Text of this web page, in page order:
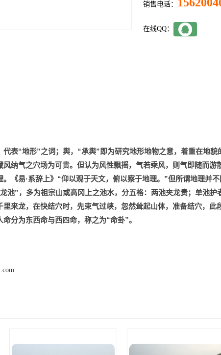
销售电话：
在线QQ：
代表“地形”之词；舆，“承舆”即为研究地形地物之意，着重在地貌
风纳气之穴场为可贵。但认为风性飘摇，气若乘风，则气即随而游
。《易·系辞上》“仰以观于天文，俯以察于地理。”但所谓地理并
池”，多为祖宗山或高冈上之池水，分五格：两池夹龙贵；单池护
里来龙，在快结穴时，先束气过峡，忽然耸起山体，准备结穴，此
分为东西命与西四命，称之为“命卦”。